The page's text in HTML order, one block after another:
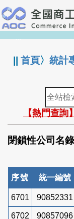
跳
到
主
要
:::
||首頁〉統計
全
站
檢
索
【熱門查
閉鎖性公司名錄
序號 統一編號
6701 90852331
6702 90857096